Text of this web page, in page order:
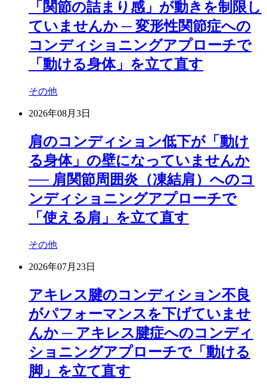
「関節の詰まり感」が動きを制限し
ていませんか ─ 変形性関節症への
コンディショニングアプローチで
「動ける身体」を立て直す
その他
2026年08月3日
肩のコンディション低下が「動け
る身体」の壁になっていませんか
── 肩関節周囲炎（凍結肩）へのコ
ンディショニングアプローチで
「使える肩」を立て直す
その他
2026年07月23日
アキレス腱のコンディション不良
がパフォーマンスを下げていませ
んか ─ アキレス腱症へのコンディ
ショニングアプローチで「動ける
脚」を立て直す